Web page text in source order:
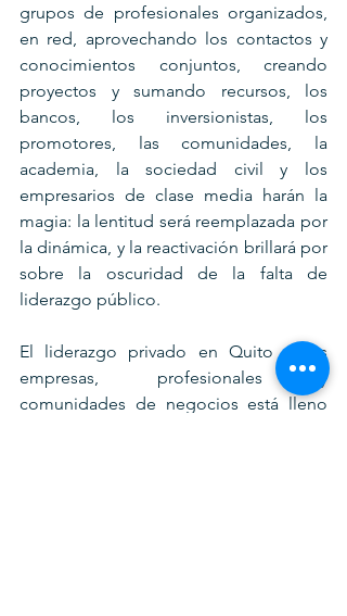
grupos de profesionales organizados,
en red, aprovechando los contactos y
conocimientos conjuntos, creando
proyectos y sumando recursos, los
bancos, los inversionistas, los
promotores, las comunidades, la
academia, la sociedad civil y los
empresarios de clase media harán la
magia: la lentitud será reemplazada por
la dinámica, y la reactivación brillará por
sobre la oscuridad de la falta de
liderazgo público.
El liderazgo privado en Quito y sus
empresas, profesionales y
comunidades de negocios está lleno